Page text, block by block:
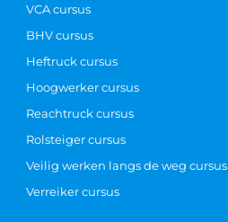
VCA cursus
BHV cursus
Heftruck cursus
Hoogwerker cursus
Reachtruck cursus
Rolsteiger cursus
Veilig werken langs de weg cursus
Verreiker cursus